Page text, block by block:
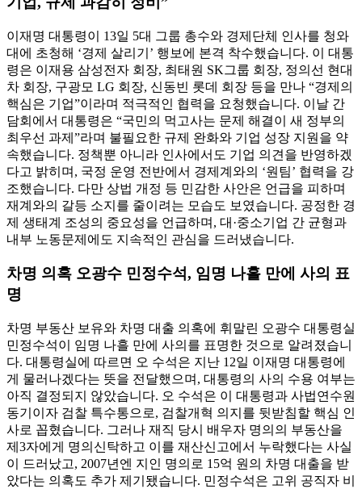
이재명 대통령이 13일 5대 그룹 총수와 경제단체 인사를 청와
대에 초청해 ‘경제 살리기’ 행보에 본격 착수했습니다. 이 대통
령은 이재용 삼성전자 회장, 최태원 SK그룹 회장, 정의선 현대
차 회장, 구광모 LG 회장, 신동빈 롯데 회장 등을 만나 “경제의
핵심은 기업”이라며 적극적인 협력을 요청했습니다. 이날 간
담회에서 대통령은 “국민의 먹고사는 문제 해결이 새 정부의
최우선 과제”라며 불필요한 규제 완화와 기업 성장 지원을 약
속했습니다. 정책뿐 아니라 인사에서도 기업 의견을 반영하겠
다고 밝히며, 국정 운영 전반에서 경제계와의 ‘원팀’ 협력을 강
조했습니다. 다만 상법 개정 등 민감한 사안은 언급을 피하며
재계와의 갈등 소지를 줄이려는 모습도 보였습니다. 공정한 경
제 생태계 조성의 중요성을 언급하며, 대·중소기업 간 균형과
내부 노동문제에도 지속적인 관심을 드러냈습니다.
차명 의혹 오광수 민정수석, 임명 나흘 만에 사의 표
명
차명 부동산 보유와 차명 대출 의혹에 휘말린 오광수 대통령실
민정수석이 임명 나흘 만에 사의를 표명한 것으로 알려졌습니
다. 대통령실에 따르면 오 수석은 지난 12일 이재명 대통령에
게 물러나겠다는 뜻을 전달했으며, 대통령의 사의 수용 여부는
아직 결정되지 않았습니다. 오 수석은 이 대통령과 사법연수원
동기이자 검찰 특수통으로, 검찰개혁 의지를 뒷받침할 핵심 인
사로 꼽혔습니다. 그러나 재직 당시 배우자 명의의 부동산을
제3자에게 명의신탁하고 이를 재산신고에서 누락했다는 사실
이 드러났고, 2007년엔 지인 명의로 15억 원의 차명 대출을 받
았다는 의혹도 추가 제기됐습니다. 민정수석은 고위 공직자 비